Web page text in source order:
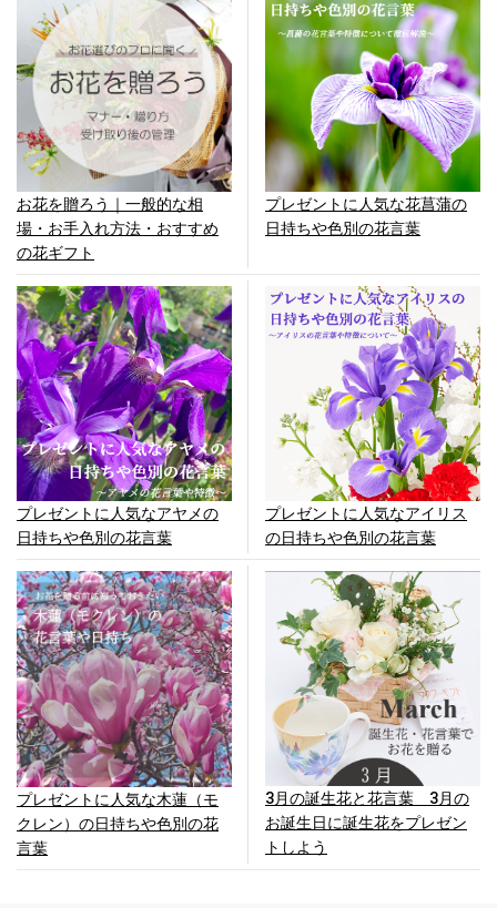
お花を贈ろう｜一般的な相
場・お手入れ方法・おすすめ
の花ギフト
プレゼントに人気な花菖蒲の
日持ちや色別の花言葉
プレゼントに人気なアヤメの
日持ちや色別の花言葉
プレゼントに人気なアイリス
の日持ちや色別の花言葉
プレゼントに人気な木蓮（モ
クレン）の日持ちや色別の花
言葉
3月の誕生花と花言葉 3月の
お誕生日に誕生花をプレゼン
トしよう